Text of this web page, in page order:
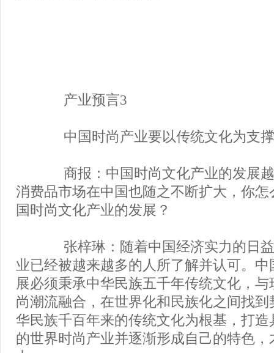
产业预言3
中国时尚产业要以传统文化为支撑
商报：中国时尚文化产业的发展越
消费品市场在中国也随之不断扩大，你怎
国时尚文化产业的发展？
张梓琳：随着中国经济实力的日益
业已经被越来越多的人所了解并认可。中
展必须秉承中华民族五千年传统文化，与
尚潮流融合，在世界化和民族化之间找到
华民族千百年来的传统文化为根基，打造
的世界时尚产业并逐渐形成自己的特色，